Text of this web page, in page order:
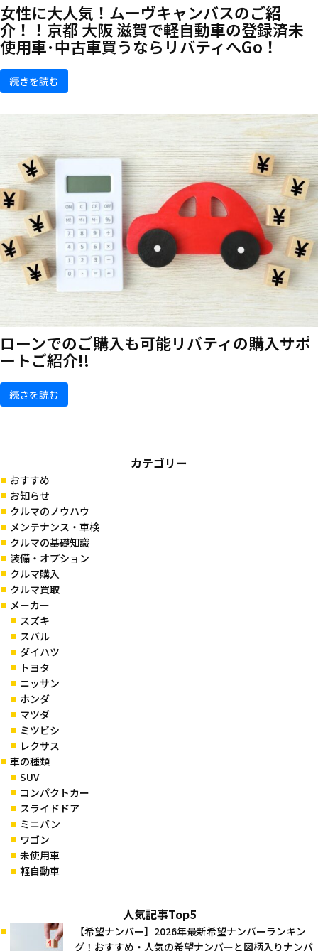
女性に大人気！ムーヴキャンバスのご紹
介！！京都 大阪 滋賀で軽自動車の登録済未
使用車･中古車買うならリバティへGo！
続きを読む
ローンでのご購入も可能リバティの購入サポ
ートご紹介!!
続きを読む
カテゴリー
おすすめ
お知らせ
クルマのノウハウ
メンテナンス・車検
クルマの基礎知識
装備・オプション
クルマ購入
クルマ買取
メーカー
スズキ
スバル
ダイハツ
トヨタ
ニッサン
ホンダ
マツダ
ミツビシ
レクサス
車の種類
SUV
コンパクトカー
スライドドア
ミニバン
ワゴン
未使用車
軽自動車
人気記事Top5
【希望ナンバー】2026年最新希望ナンバーランキン
グ！おすすめ・人気の希望ナンバーと図柄入りナンバ